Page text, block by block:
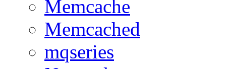
Memcache
Memcached
mqseries